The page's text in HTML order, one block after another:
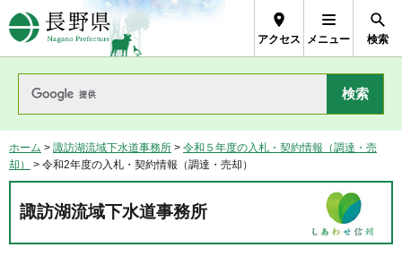
長野県Nagano Prefecture
アクセス メニュー 検索
ホーム > 諏訪湖流域下水道事務所 > 令和５年度の入札・契約情報（調達・売
却）
> 令和2年度の入札・契約情報（調達・売却）
諏訪湖流域下水道事務所